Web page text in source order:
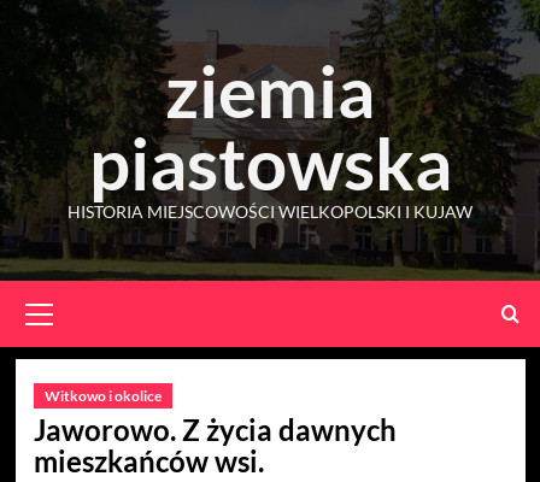
Skip
content
ziemia
piastowska
HISTORIA MIEJSCOWOŚCI WIELKOPOLSKI I KUJAW
Menu
Witkowo i okolice
Jaworowo. Z życia dawnych
mieszkańców wsi.